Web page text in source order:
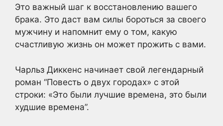
Это важный шаг к восстановлению вашего
брака. Это даст вам силы бороться за своего
мужчину и напомнит ему о том, какую
счастливую жизнь он может прожить с вами.
Чарльз Диккенс начинает свой легендарный
роман “Повесть о двух городах» с этой
строки: «Это были лучшие времена, это были
худшие времена”.